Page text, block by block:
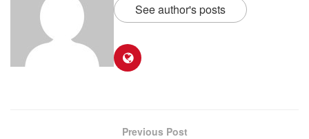
See author's posts
Previous Post